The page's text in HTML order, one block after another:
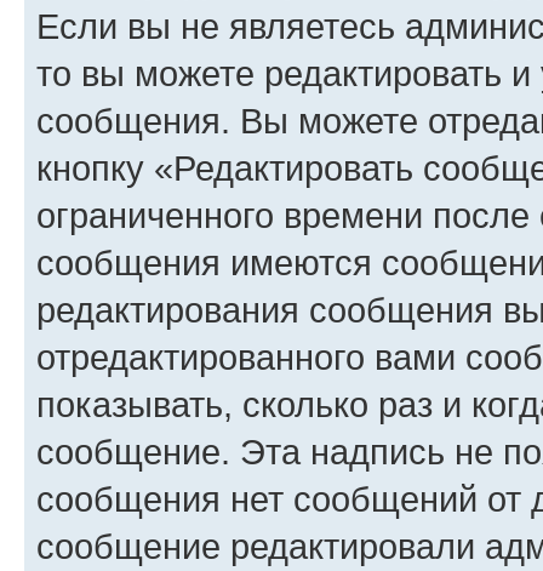
Если вы не являетесь
то вы можете редактировать
сообщения. Вы можете
кнопку «Редактировать
ограниченного времени
сообщения имеются
редактирования сообщения
отредактированного вами
показывать, сколько раз и
сообщение. Эта надпись не
сообщения нет сообщений от
сообщение редактировали